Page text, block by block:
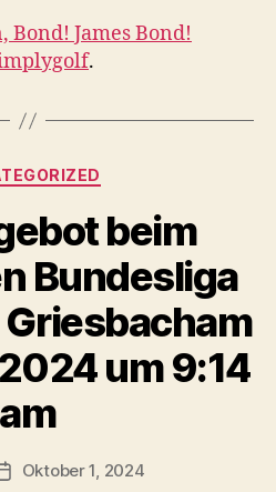
Bond! James Bond!
.
Kategorien
beim
Bundesliga
Griesbacham
um 9:14
am
Veröffentlichungsdatum
Oktober 1, 2024